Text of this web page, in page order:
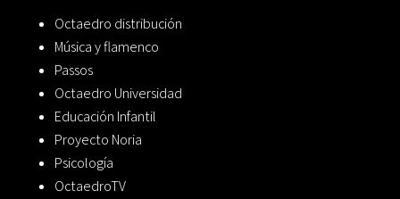
Octaedro distribución
Música y flamenco
Passos
Octaedro Universidad
Educación Infantil
Proyecto Noria
Psicología
OctaedroTV